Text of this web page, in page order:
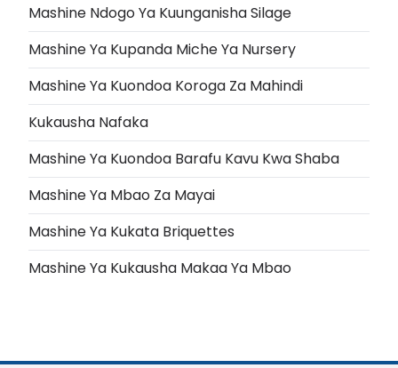
Mashine Ndogo Ya Kuunganisha Silage
Mashine Ya Kupanda Miche Ya Nursery
Mashine Ya Kuondoa Koroga Za Mahindi
Kukausha Nafaka
Mashine Ya Kuondoa Barafu Kavu Kwa Shaba
Mashine Ya Mbao Za Mayai
Mashine Ya Kukata Briquettes
Mashine Ya Kukausha Makaa Ya Mbao